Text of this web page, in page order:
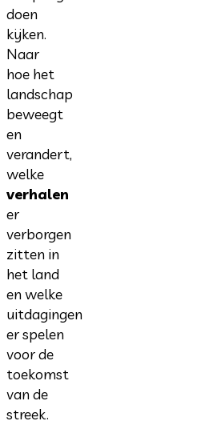
doen
kijken.
Naar
hoe het
landschap
beweegt
en
verandert,
welke
verhalen
er
verborgen
zitten in
het land
en welke
uitdagingen
er spelen
voor de
toekomst
van de
streek.